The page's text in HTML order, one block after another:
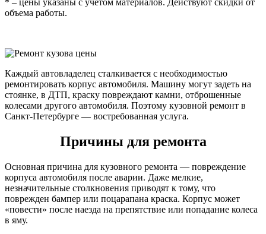
* – цены указаны с учетом материалов. Действуют скидки от
объема работы.
Каждый автовладелец сталкивается с необходимостью
ремонтировать корпус автомобиля. Машину могут задеть на
стоянке, в ДТП, краску повреждают камни, отброшенные
колесами другого автомобиля. Поэтому кузовной ремонт в
Санкт-Петербурге — востребованная услуга.
Причины для ремонта
Основная причина для кузовного ремонта — повреждение
корпуса автомобиля после аварии. Даже мелкие,
незначительные столкновения приводят к тому, что
поврежден бампер или поцарапана краска. Корпус может
«повести» после наезда на препятствие или попадание колеса
в яму.